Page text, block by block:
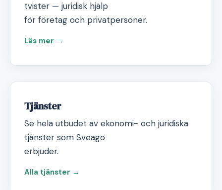
tvister — juridisk hjälp
för företag och privatpersoner.
Läs mer →
Tjänster
Se hela utbudet av ekonomi- och juridiska
tjänster som Sveago
erbjuder.
Alla tjänster →